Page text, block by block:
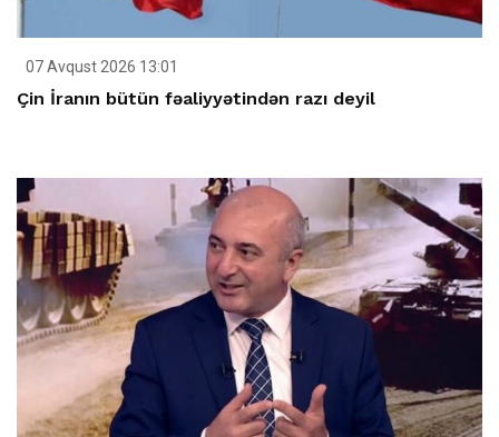
07 Avqust 2026 13:01
Çin İranın bütün fəaliyyətindən razı deyil